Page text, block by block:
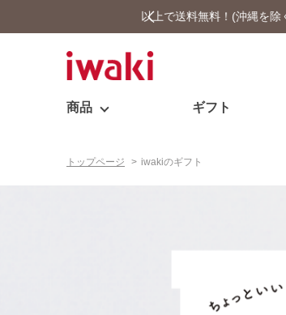
商品 ギフト
トップページ > iwakiのギフト